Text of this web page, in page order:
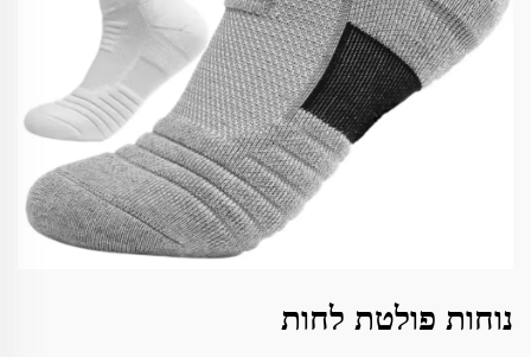
נוחות פולטת לחות